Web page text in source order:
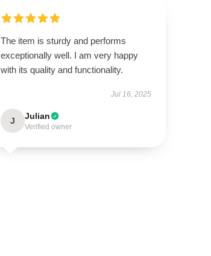
The item is sturdy and performs
exceptionally well. I am very happy
with its quality and functionality.
Jul 16, 2025
J Julian
Verified owner